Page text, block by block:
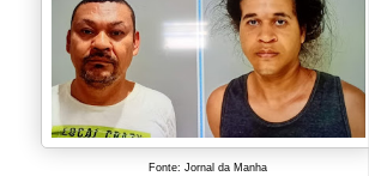
Fonte: Jornal da Manha